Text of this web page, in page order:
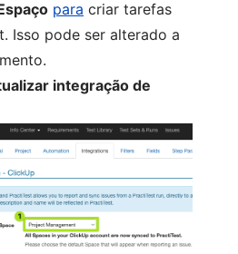
para criar tarefas
Isso pode ser alterado a
integração de